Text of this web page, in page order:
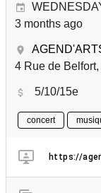
3 months ago
4 Rue de
5/10/15e
concert
https://